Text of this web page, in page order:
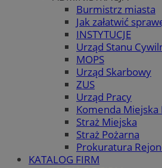
Burmistrz miasta
Jak załatwić
INSTYTUCJE
Urząd Stanu
MOPS
Urząd Skarbowy
ZUS
Urząd Pracy
Komenda Miejska
Straż Miejska
Straż Pożarna
Prokuratura
KATALOG FIRM